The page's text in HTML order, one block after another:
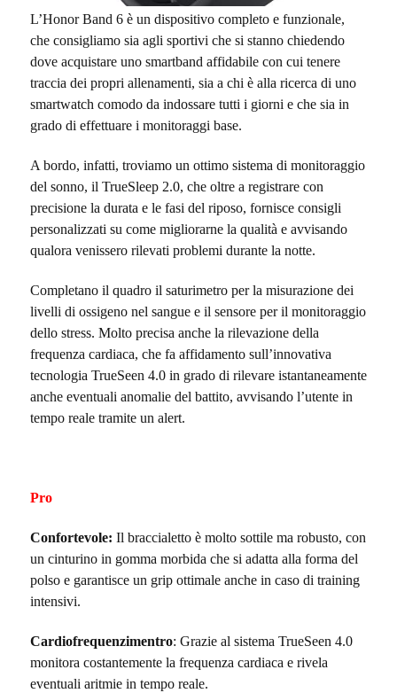
L’Honor Band 6 è un dispositivo completo e funzionale,
che consigliamo sia agli sportivi che si stanno chiedendo
dove acquistare uno smartband affidabile con cui tenere
traccia dei propri allenamenti, sia a chi è alla ricerca di uno
smartwatch comodo da indossare tutti i giorni e che sia in
grado di effettuare i monitoraggi base.
A bordo, infatti, troviamo un ottimo sistema di monitoraggio
del sonno, il TrueSleep 2.0, che oltre a registrare con
precisione la durata e le fasi del riposo, fornisce consigli
personalizzati su come migliorarne la qualità e avvisando
qualora venissero rilevati problemi durante la notte.
Completano il quadro il saturimetro per la misurazione dei
livelli di ossigeno nel sangue e il sensore per il monitoraggio
dello stress. Molto precisa anche la rilevazione della
frequenza cardiaca, che fa affidamento sull’innovativa
tecnologia TrueSeen 4.0 in grado di rilevare istantaneamente
anche eventuali anomalie del battito, avvisando l’utente in
tempo reale tramite un alert.
Pro
Confortevole: Il braccialetto è molto sottile ma robusto, con
un cinturino in gomma morbida che si adatta alla forma del
polso e garantisce un grip ottimale anche in caso di training
intensivi.
Cardiofrequenzimentro: Grazie al sistema TrueSeen 4.0
monitora costantemente la frequenza cardiaca e rivela
eventuali aritmie in tempo reale.